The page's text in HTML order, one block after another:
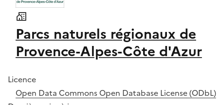
Parcs naturels régionaux de
Provence-Alpes-Côte d'Azur
Licence
Open Data Commons Open Database License (ODbL)